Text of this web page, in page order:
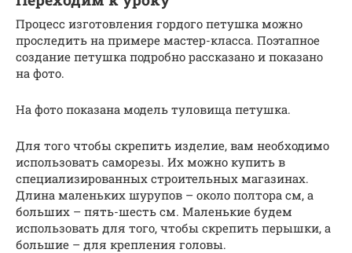
Процесс изготовления гордого петушка можно
проследить на примере мастер-класса. Поэтапное
создание петушка подробно рассказано и показано
на фото.
На фото показана модель туловища петушка.
Для того чтобы скрепить изделие, вам необходимо
использовать саморезы. Их можно купить в
специализированных строительных магазинах.
Длина маленьких шурупов – около полтора см, а
больших – пять-шесть см. Маленькие будем
использовать для того, чтобы скрепить перышки, а
большие – для крепления головы.